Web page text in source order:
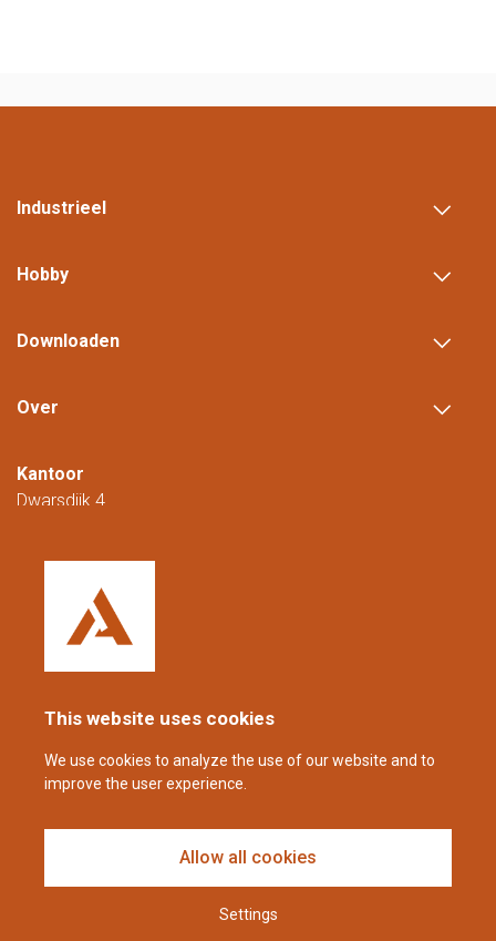
This website uses cookies
We use cookies to analyze the use of our website and to
improve the user experience.
Allow all cookies
Settings
Industrieel
Hobby
Downloaden
Over
Kantoor
Dwarsdijk 4
Nederland
+31 (0)88 23 42 200
08.00 tot 16.00 uur (CET/CEST).
coppens@alltech.com
Follow us
Disclaimer en privacyverklaring